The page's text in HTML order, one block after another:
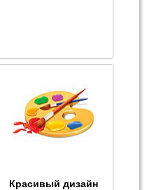
Красивый дизайн